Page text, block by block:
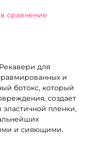
сравнение
для
и
ботокс, который
создает
пленки,
и сияющими.